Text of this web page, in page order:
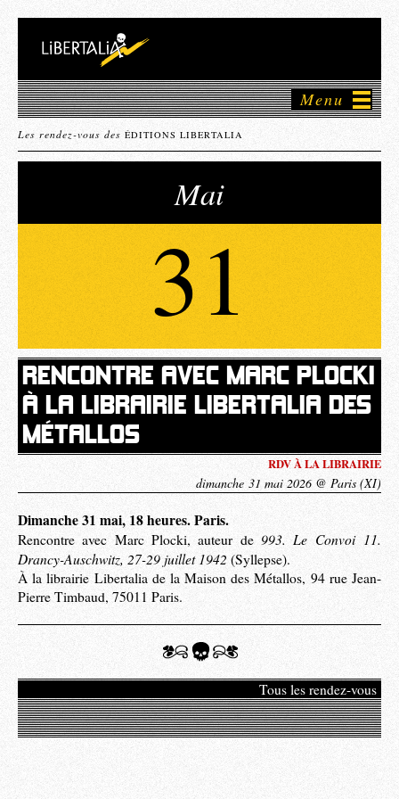
Menu
Les rendez-vous des ÉDITIONS LIBERTALIA
RENCONTRE AVEC MARC PLOCKI
À LA LIBRAIRIE LIBERTALIA DES
MÉTALLOS
RDV À LA LIBRAIRIE
dimanche 31 mai 2026 @ Paris (XI)
31
Mai
Dimanche 31 mai, 18 heures. Paris.
Rencontre avec Marc Plocki, auteur de 993. Le Convoi 11.
Drancy-Auschwitz, 27-29 juillet 1942 (Syllepse).
À la librairie Libertalia de la Maison des Métallos, 94 rue Jean-
Pierre Timbaud, 75011 Paris.
Tous les rendez-vous